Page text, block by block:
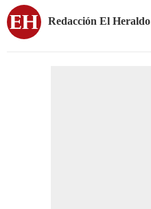
Redacción El Heraldo